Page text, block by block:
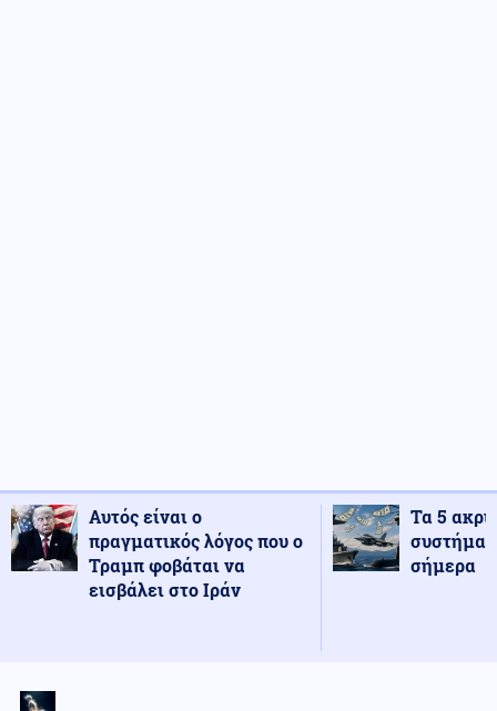
Αυτός είναι ο
πραγματικός λόγος που ο
Τραμπ φοβάται να
εισβάλει στο Ιράν
Τα 5
σήμερα